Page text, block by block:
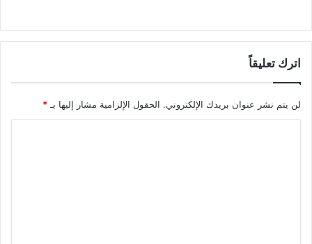
اترك تعليقاً
لن يتم نشر عنوان بريدك الإلكتروني. الحقول الإلزامية مشار إليها بـ *